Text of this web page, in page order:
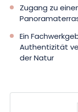
die Kurtaxe pro
Außerdem freut
Ob Sie also einen
gastronomisches
der Originalität
Sie jetzt Ihren
Zugang zu
Ein
Authentizität
der Natur